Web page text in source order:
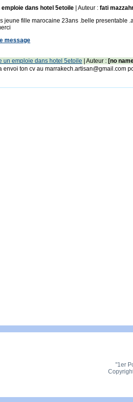
dans hotel 5etoile | Auteur : fati
jeune fille marocaine 23ans .belle presentable
message
un emploie dans hotel 5etoile | Auteur : [no
envoi ton cv au marrakech.artisan@gmail.com
"1er